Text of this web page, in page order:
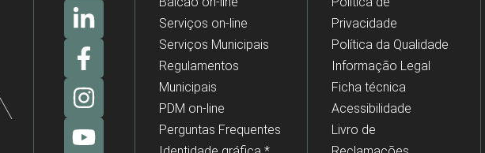
Serviços on-line
Serviços Municipais
Regulamentos
Municipais
PDM on-line
Perguntas Frequentes
Privacidade
Política da Qualidade
Informação Legal
Ficha técnica
Acessibilidade
Livro de